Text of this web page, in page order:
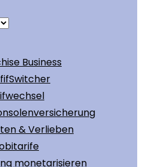
Business
& Verlieben
monetarisieren